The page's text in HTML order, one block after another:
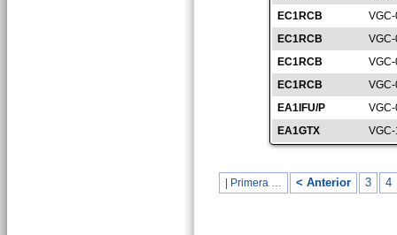
EC1RCB
EC1RCB
EC1RCB
EC1RCB
EA1IFU/P
EA1GTX
| Primera … < Anterior 3 4